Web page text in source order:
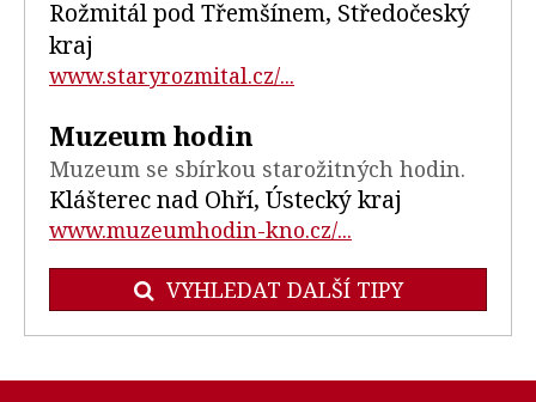
Rožmitál pod Třemšínem, Středočeský
kraj
www.staryrozmital.cz/...
Muzeum hodin
Muzeum se sbírkou starožitných hodin.
Klášterec nad Ohří, Ústecký kraj
www.muzeumhodin-kno.cz/...
VYHLEDAT DALŠÍ TIPY